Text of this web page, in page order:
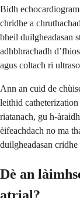
Bidh
chridhe a
bheil duilgheadasan
adhbhrachadh
agus coltach ri
Ann an cuid de
leithid
riatanach, gu h-
èifeachdach no ma
duilgheadasan
Dè an
atrial?